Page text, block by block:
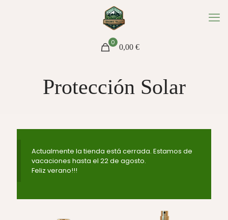
0
0,00 €
Protección Solar
Actualmente la tienda está cerrada. Estamos de
vacaciones hasta el 22 de agosto.
Feliz verano!!!